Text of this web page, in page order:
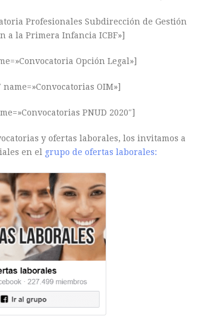
Profesionales Subdirección de Gestión
a la Primera Infancia ICBF»]
Opción Legal»]
name=»Convocatorias OIM»]
PNUD 2020″]
y ofertas laborales, los invitamos a
en el grupo de ofertas laborales: